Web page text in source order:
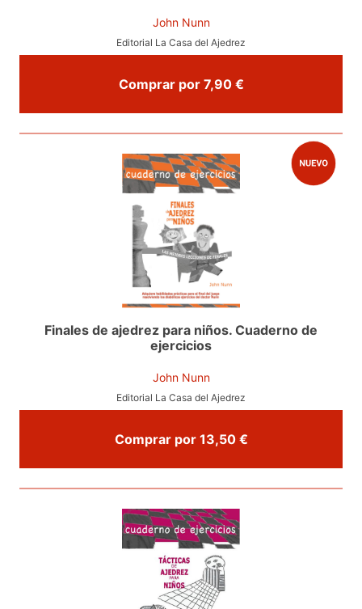
John Nunn
Editorial La Casa del Ajedrez
Comprar por 7,90 €
Finales de ajedrez para niños. Cuaderno de
ejercicios
John Nunn
Editorial La Casa del Ajedrez
Comprar por 13,50 €